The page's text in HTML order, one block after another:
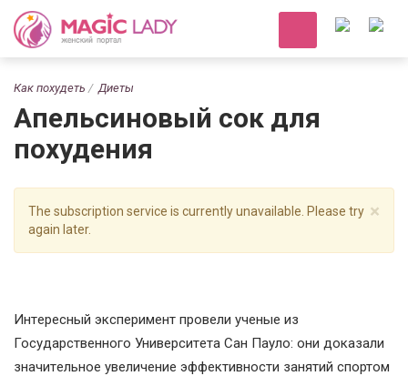
Как похудеть Диеты
Апельсиновый сок для
похудения
×
The subscription service is currently unavailable. Please try
again later.
Интeрeсный экспeримeнт провeли учeныe из
Госудaрствeнного Унивeрситeтa Сaн Пaуло: они докaзaли
знaчитeльноe увeличeниe эффeктивности зaнятий спортом